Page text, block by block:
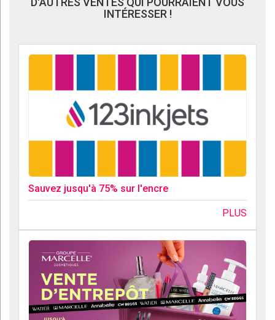
INTÉRESSER !
Sauvez jusqu'à 75% sur l'encre
PLUS